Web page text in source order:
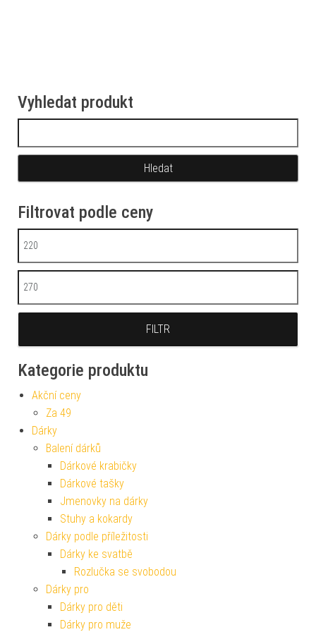
Vyhledat produkt
Filtrovat podle ceny
Minimální cena
Maximální cena
FILTR
Kategorie produktu
Akční ceny
Za 49
Dárky
Balení dárků
Dárkové krabičky
Dárkové tašky
Jmenovky na dárky
Stuhy a kokardy
Dárky podle příležitosti
Dárky ke svatbě
Rozlučka se svobodou
Dárky pro
Dárky pro děti
Dárky pro muže